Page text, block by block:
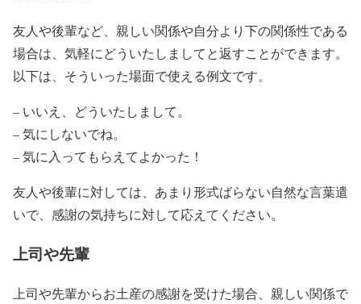
友人や後輩など、親しい関係や自分より下の関係性である
場合は、気軽にどういたしましてと返すことができます。
以下は、そういった場面で使える例文です。
– いいえ、どういたしまして。
– 気にしないでね。
– 気に入ってもらえてよかった！
友人や後輩に対しては、あまり形式ばらない自然な言葉遣
いで、感謝の気持ちに対して応えてください。
上司や先輩
上司や先輩からお土産の感謝を受けた場合、親しい関係で